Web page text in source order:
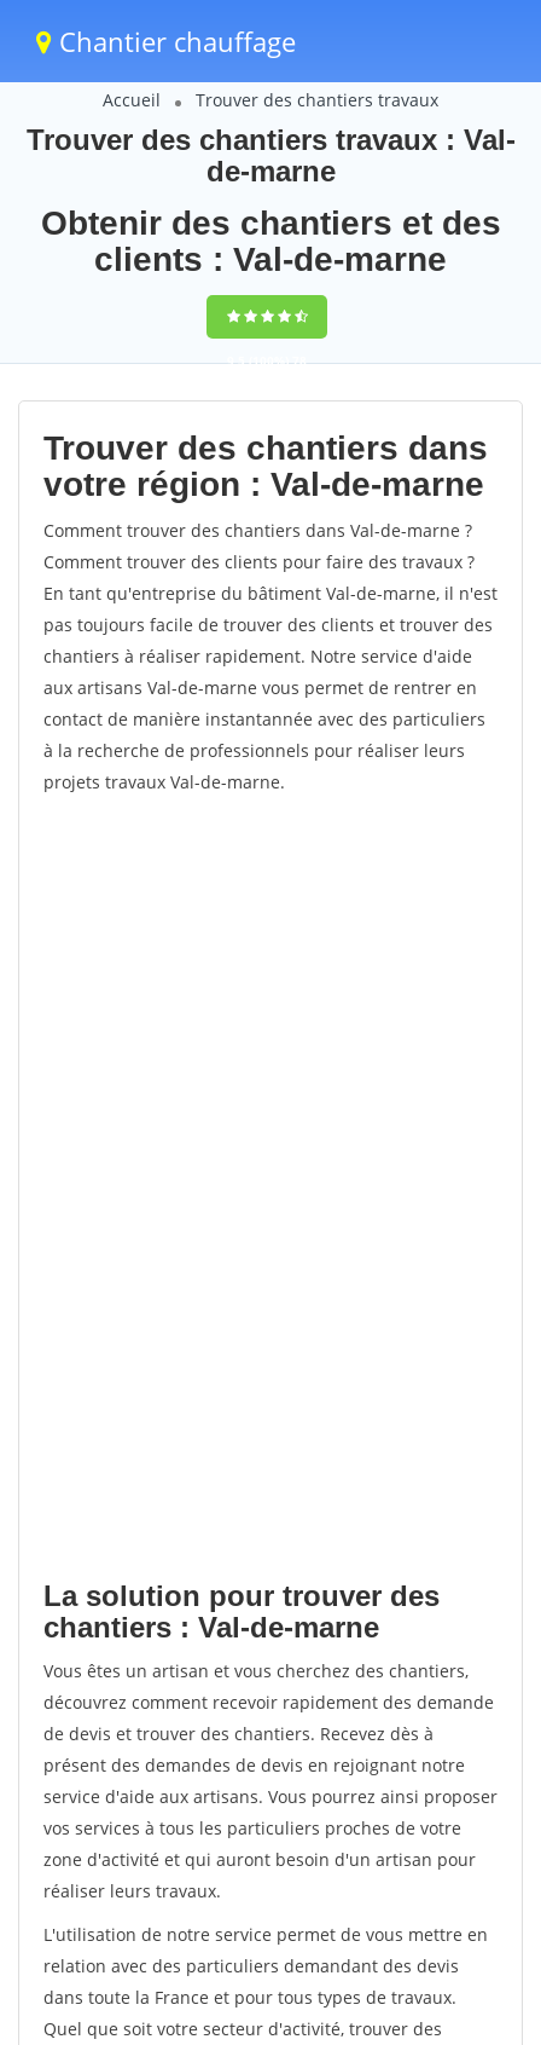
Chantier chauffage
Accueil Trouver des chantiers travaux
Trouver des chantiers travaux : Val-
de-marne
Obtenir des chantiers et des
clients : Val-de-marne
9,5(100%)78
votes
Trouver des chantiers dans
votre région : Val-de-marne
Comment trouver des chantiers dans Val-de-marne ?
Comment trouver des clients pour faire des travaux ?
En tant qu'entreprise du bâtiment Val-de-marne, il n'est
pas toujours facile de trouver des clients et trouver des
chantiers à réaliser rapidement. Notre service d'aide
aux artisans Val-de-marne vous permet de rentrer en
contact de manière instantannée avec des particuliers
à la recherche de professionnels pour réaliser leurs
projets travaux Val-de-marne.
La solution pour trouver des
chantiers : Val-de-marne
Vous êtes un artisan et vous cherchez des chantiers,
découvrez comment recevoir rapidement des demande
de devis et trouver des chantiers. Recevez dès à
présent des demandes de devis en rejoignant notre
service d'aide aux artisans. Vous pourrez ainsi proposer
vos services à tous les particuliers proches de votre
zone d'activité et qui auront besoin d'un artisan pour
réaliser leurs travaux.
L'utilisation de notre service permet de vous mettre en
relation avec des particuliers demandant des devis
dans toute la France et pour tous types de travaux.
Quel que soit votre secteur d'activité, trouver des